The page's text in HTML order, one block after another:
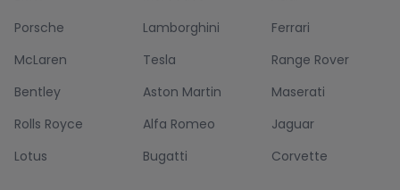
Porsche
Lamborghini
Ferrari
McLaren
Tesla
Range Rover
Bentley
Aston Martin
Maserati
Rolls Royce
Alfa Romeo
Jaguar
Lotus
Bugatti Corvette